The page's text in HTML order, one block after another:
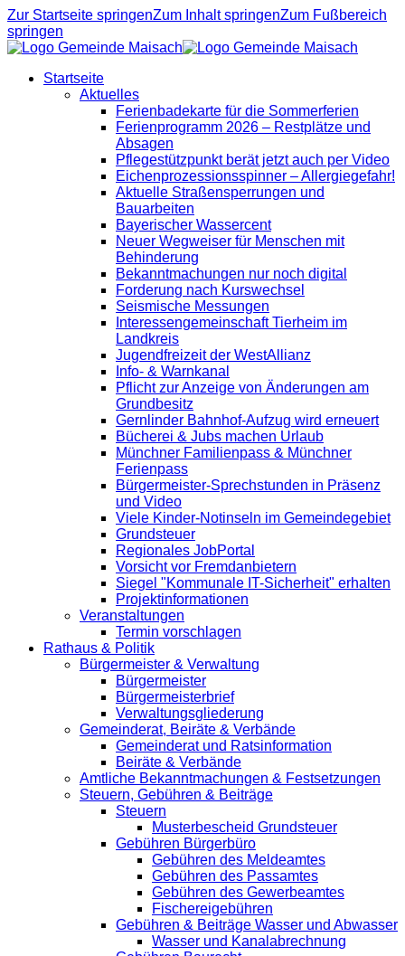
Zur Startseite springenZum Inhalt springenZum Fußbereich
springen
Startseite
Aktuelles
Ferienbadekarte für die Sommerferien
Ferienprogramm 2026 – Restplätze und
Absagen
Pflegestützpunkt berät jetzt auch per Video
Eichenprozessionsspinner – Allergiegefahr!
Aktuelle Straßensperrungen und
Bauarbeiten
Bayerischer Wassercent
Neuer Wegweiser für Menschen mit
Behinderung
Bekanntmachungen nur noch digital
Forderung nach Kurswechsel
Seismische Messungen
Interessengemeinschaft Tierheim im
Landkreis
Jugendfreizeit der WestAllianz
Info- & Warnkanal
Pflicht zur Anzeige von Änderungen am
Grundbesitz
Gernlinder Bahnhof-Aufzug wird erneuert
Bücherei & Jubs machen Urlaub
Münchner Familienpass & Münchner
Ferienpass
Bürgermeister-Sprechstunden in Präsenz
und Video
Viele Kinder-Notinseln im Gemeindegebiet
Grundsteuer
Regionales JobPortal
Vorsicht vor Fremdanbietern
Siegel "Kommunale IT-Sicherheit" erhalten
Projektinformationen
Veranstaltungen
Termin vorschlagen
Rathaus & Politik
Bürgermeister & Verwaltung
Bürgermeister
Bürgermeisterbrief
Verwaltungsgliederung
Gemeinderat, Beiräte & Verbände
Gemeinderat und Ratsinformation
Beiräte & Verbände
Amtliche Bekanntmachungen & Festsetzungen
Steuern, Gebühren & Beiträge
Steuern
Musterbescheid Grundsteuer
Gebühren Bürgerbüro
Gebühren des Meldeamtes
Gebühren des Passamtes
Gebühren des Gewerbeamtes
Fischereigebühren
Gebühren & Beiträge Wasser und Abwasser
Wasser und Kanalabrechnung